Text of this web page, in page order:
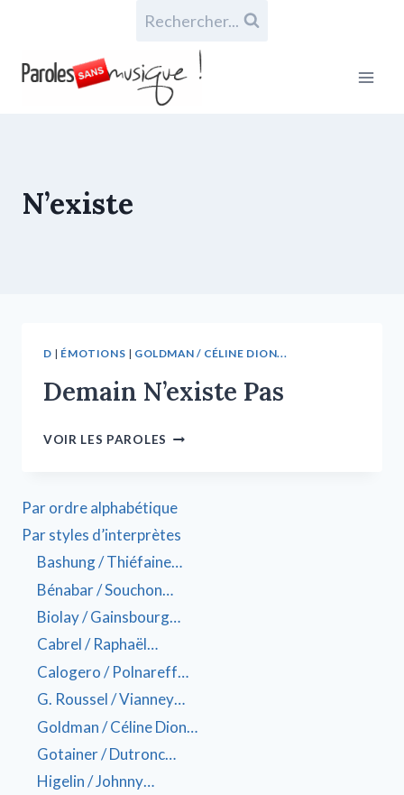
Rechercher...
N’existe
D | ÉMOTIONS | GOLDMAN / CÉLINE DION...
Demain N’existe Pas
VOIR LES PAROLES
Par ordre alphabétique
Par styles d’interprètes
Bashung / Thiéfaine…
Bénabar / Souchon…
Biolay / Gainsbourg…
Cabrel / Raphaël…
Calogero / Polnareff…
G. Roussel / Vianney…
Goldman / Céline Dion…
Gotainer / Dutronc…
Higelin / Johnny…